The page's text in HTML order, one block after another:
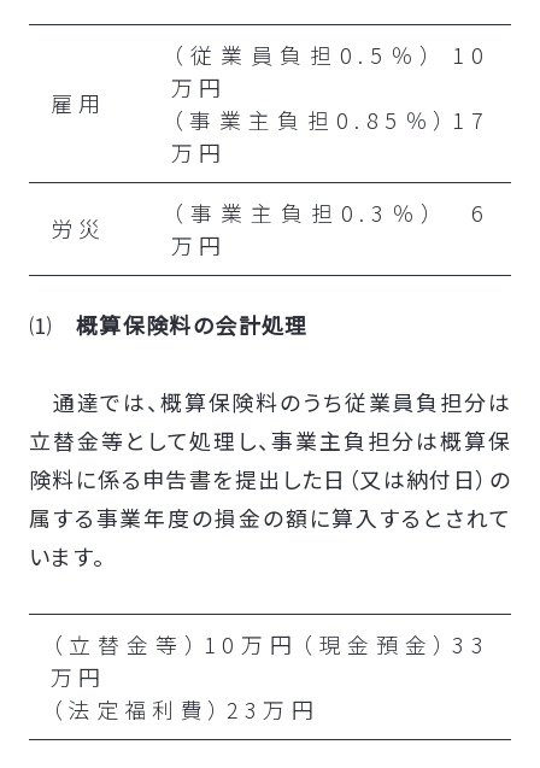
雇用
（従業員負担0.5％） 10
万円
（事業主負担0.85％）17
万円
労災
（事業主負担0.3％） 6
万円
⑴ 概算保険料の会計処理
通達では、概算保険料のうち従業員負担分は
立替金等として処理し、事業主負担分は概算保
険料に係る申告書を提出した日（又は納付日）の
属する事業年度の損金の額に算入するとされて
います。
（立替金等）10万円（現金預金）33
万円
（法定福利費）23万円